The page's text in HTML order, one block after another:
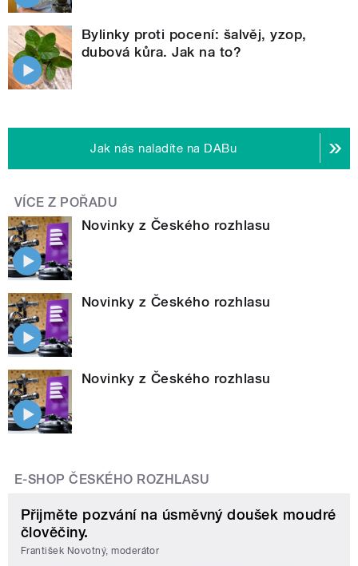
Bylinky proti pocení: šalvěj, yzop,
dubová kůra. Jak na to?
Jak nás naladíte na DABu
VÍCE Z POŘADU
Novinky z Českého rozhlasu
Novinky z Českého rozhlasu
Novinky z Českého rozhlasu
E-SHOP ČESKÉHO ROZHLASU
Přijměte pozvání na úsměvný doušek moudré
člověčiny.
František Novotný, moderátor